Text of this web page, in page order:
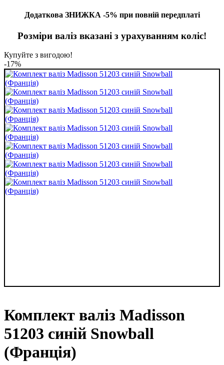
Додаткова ЗНИЖКА -5% при повній передплаті
Розміри валіз вказані з урахуванням коліс!
Купуйте з вигодою!
-17%
Комплект валіз Madisson
51203 синій Snowball
(Франція)